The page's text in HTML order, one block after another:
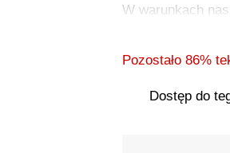
W warunkach
Pozostało 86%
Dostęp do